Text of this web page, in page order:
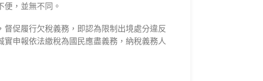
，並無不同。
促履行欠稅義務，即認為限制出境處分違反
申報依法繳稅為國民應盡義務，納稅義務人